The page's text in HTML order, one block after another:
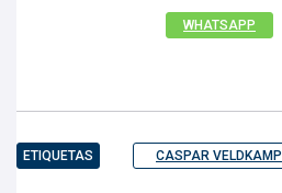
WHATSAPP
ETIQUETAS CASPAR VELDKAMP